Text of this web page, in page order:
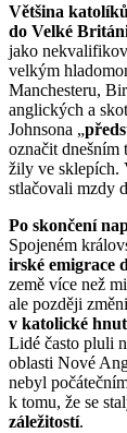
Většina katolíků
do Velké
jako
velkým
Manchesteru,
anglických a
Johnsona „
označit dnešním
žily ve sklepích.
stlačovali mzdy
Po skončení
Spojeném
irské emigrace
země více než
ale později
v katolické
Lidé často pluli
oblasti Nové
nebyl
k tomu, že se
záležitostí.